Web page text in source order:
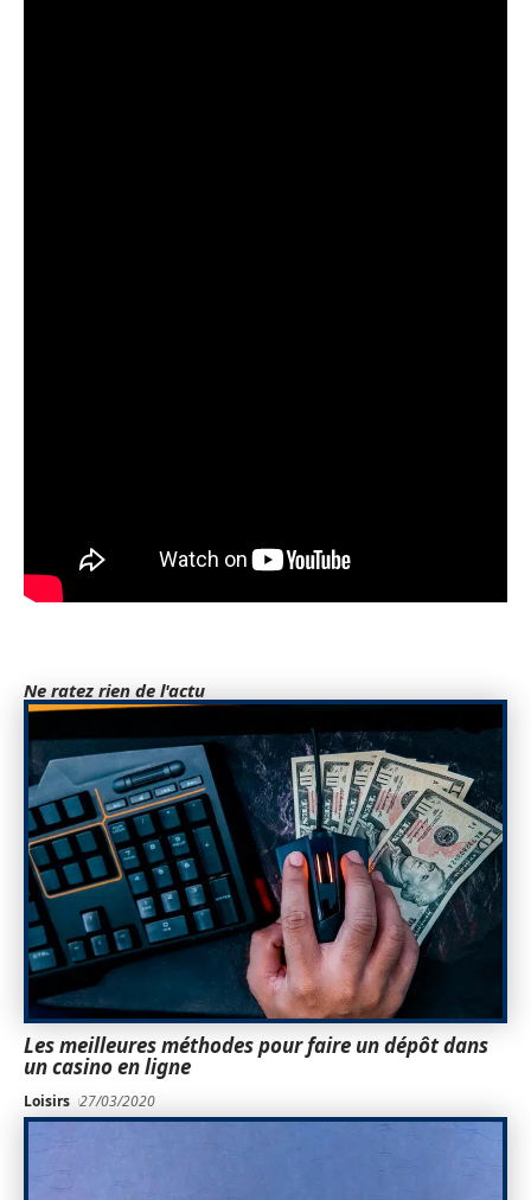
Ne ratez rien de l'actu
Les meilleures méthodes pour faire un dépôt dans
un casino en ligne
Loisirs 27/03/2020